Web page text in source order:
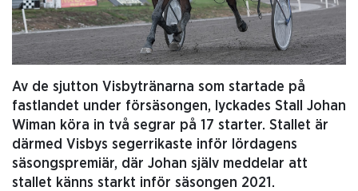
Av de sjutton Visbytränarna som startade på
fastlandet under försäsongen, lyckades Stall Johan
Wiman köra in två segrar på 17 starter. Stallet är
därmed Visbys segerrikaste inför lördagens
säsongspremiär, där Johan själv meddelar att
stallet känns starkt inför säsongen 2021.